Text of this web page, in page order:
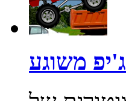
ג'יפ משוגע